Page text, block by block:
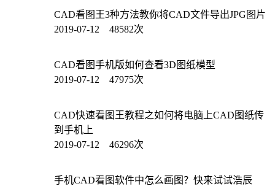
CAD看图王3种方法教你将CAD文件导出JPG图片
2019-07-12 48582次
CAD看图手机版如何查看3D图纸模型
2019-07-12 47975次
CAD快速看图王教程之如何将电脑上CAD图纸传
到手机上
2019-07-12 46296次
手机CAD看图软件中怎么画图？快来试试浩辰